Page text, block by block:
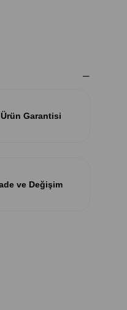
Garantisi
ve Değişim